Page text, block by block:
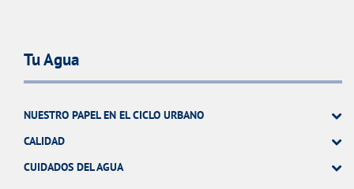
Tu Agua
NUESTRO PAPEL EN EL CICLO URBANO
CALIDAD
CUIDADOS DEL AGUA